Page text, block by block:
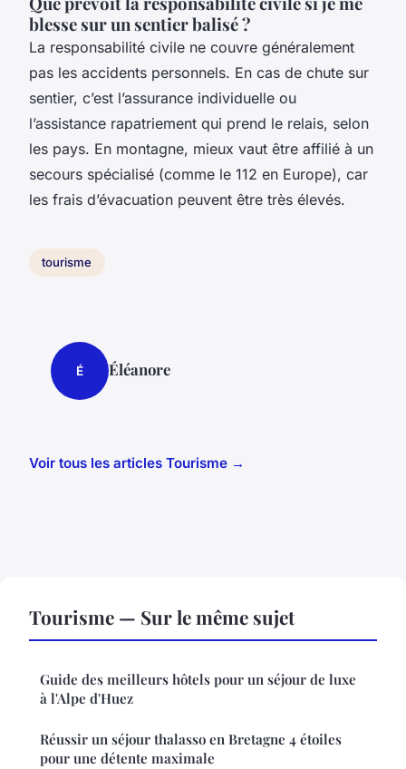
blesse sur un sentier balisé ?
La responsabilité civile ne couvre généralement
pas les accidents personnels. En cas de chute sur
sentier, c’est l’assurance individuelle ou
l’assistance rapatriement qui prend le relais, selon
les pays. En montagne, mieux vaut être affilié à un
secours spécialisé (comme le 112 en Europe), car
les frais d’évacuation peuvent être très élevés.
tourisme
É Éléanore
Voir tous les articles Tourisme →
Tourisme — Sur le même sujet
Guide des meilleurs hôtels pour un séjour de luxe
à l'Alpe d'Huez
Réussir un séjour thalasso en Bretagne 4 étoiles
pour une détente maximale